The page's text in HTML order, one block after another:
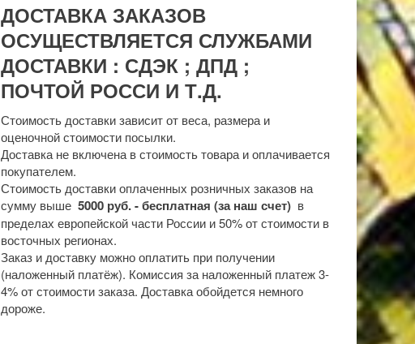
ДОСТАВКА ЗАКАЗОВ
ОСУЩЕСТВЛЯЕТСЯ СЛУЖБАМИ
ДОСТАВКИ : СДЭК ; ДПД ;
ПОЧТОЙ РОССИ И Т.Д.
Стоимость доставки зависит от веса, размера и
оценочной стоимости посылки.
Доставка не включена в стоимость товара и оплачивается
покупателем.
Стоимость доставки оплаченных розничных заказов на
сумму выше 5000 руб. - бесплатная (за наш счет) в
пределах европейской части России и 50% от стоимости в
восточных регионах.
Заказ и доставку можно оплатить при получении
(наложенный платёж). Комиссия за наложенный платеж 3-
4% от стоимости заказа. Доставка обойдется немного
дороже.